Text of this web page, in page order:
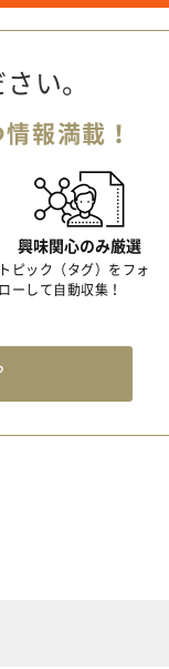
い。
報満載！
興味関心のみ厳選
トピック（タグ）をフォ
ローして自動収集！